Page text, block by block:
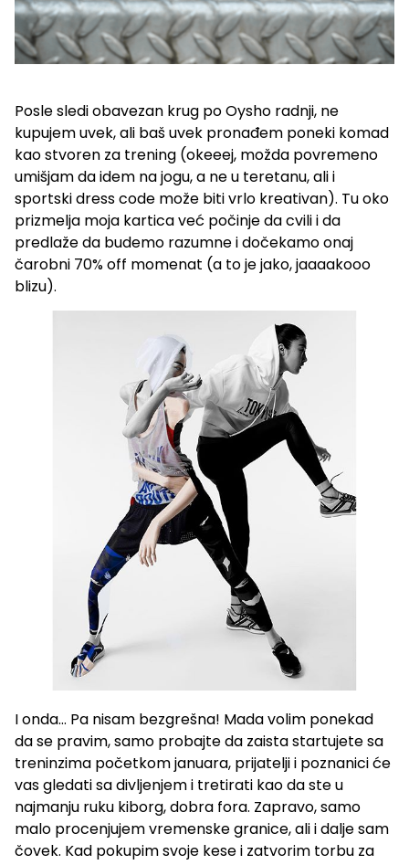
Posle sledi obavezan krug po Oysho radnji, ne
kupujem uvek, ali baš uvek pronađem poneki komad
kao stvoren za trening (okeeej, možda povremeno
umišjam da idem na jogu, a ne u teretanu, ali i
sportski dress code može biti vrlo kreativan). Tu oko
prizmelja moja kartica već počinje da cvili i da
predlaže da budemo razumne i dočekamo onaj
čarobni 70% off momenat (a to je jako, jaaaakooo
blizu).
I onda… Pa nisam bezgrešna! Mada volim ponekad
da se pravim, samo probajte da zaista startujete sa
treninzima početkom januara, prijatelji i poznanici će
vas gledati sa divljenjem i tretirati kao da ste u
najmanju ruku kiborg, dobra fora. Zapravo, samo
malo procenjujem vremenske granice, ali i dalje sam
čovek. Kad pokupim svoje kese i zatvorim torbu za